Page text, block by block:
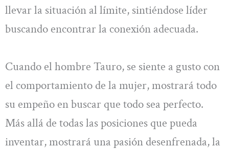
llevar la situación al límite, sintiéndose líder
buscando encontrar la conexión adecuada.
Cuando el hombre Tauro, se siente a gusto con
el comportamiento de la mujer, mostrará todo
su empeño en buscar que todo sea perfecto.
Más allá de todas las posiciones que pueda
inventar, mostrará una pasión desenfrenada, la